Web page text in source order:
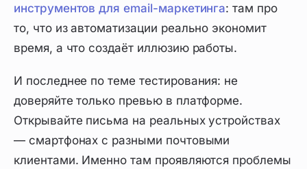
инструментов для email-маркетинга: там про
то, что из автоматизации реально экономит
время, а что создаёт иллюзию работы.
И последнее по теме тестирования: не
доверяйте только превью в платформе.
Открывайте письма на реальных устройствах
— смартфонах с разными почтовыми
клиентами. Именно там проявляются проблемы